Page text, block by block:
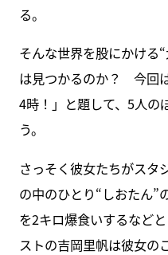
る。
そんな世界を股にかける
は見つかるのか？ 今回
4時！」と題して、5人の
う。
さっそく彼女たちがスタ
の中のひとり“しおたん”
を2キロ爆食いするなど
ストの吉岡里帆は彼女の